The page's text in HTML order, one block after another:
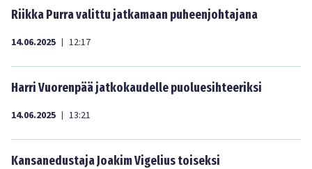
Riikka Purra valittu jatkamaan puheenjohtajana
14.06.2025 | 12:17
Harri Vuorenpää jatkokaudelle puoluesihteeriksi
14.06.2025 | 13:21
Kansanedustaja Joakim Vigelius toiseksi